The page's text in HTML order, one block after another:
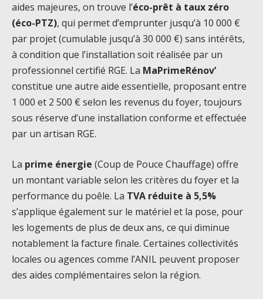
aides majeures, on trouve l’éco-prêt à taux zéro
(éco-PTZ), qui permet d’emprunter jusqu’à 10 000 €
par projet (cumulable jusqu’à 30 000 €) sans intérêts,
à condition que l’installation soit réalisée par un
professionnel certifié RGE. La MaPrimeRénov’
constitue une autre aide essentielle, proposant entre
1 000 et 2 500 € selon les revenus du foyer, toujours
sous réserve d’une installation conforme et effectuée
par un artisan RGE.
La prime énergie (Coup de Pouce Chauffage) offre
un montant variable selon les critères du foyer et la
performance du poêle. La TVA réduite à 5,5%
s’applique également sur le matériel et la pose, pour
les logements de plus de deux ans, ce qui diminue
notablement la facture finale. Certaines collectivités
locales ou agences comme l’ANIL peuvent proposer
des aides complémentaires selon la région.